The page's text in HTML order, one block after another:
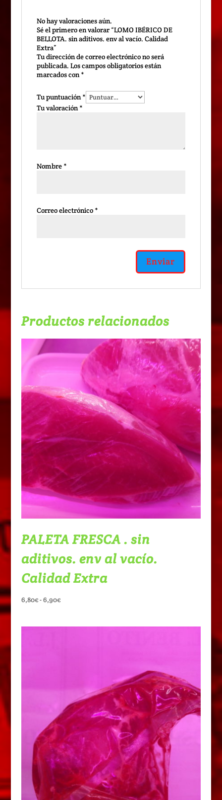
No hay valoraciones aún.
Sé el primero en valorar “LOMO IBÉRICO DE
BELLOTA. sin aditivos. env al vacío. Calidad
Extra”
Tu dirección de correo electrónico no será
publicada. Los campos obligatorios están
marcados con*
Tu puntuación*
Tu valoración*
Nombre *
Correo electrónico *
Productos relacionados
PALETA FRESCA . sin
aditivos. env al vacío.
Calidad Extra
6,80€-6,90€Rango